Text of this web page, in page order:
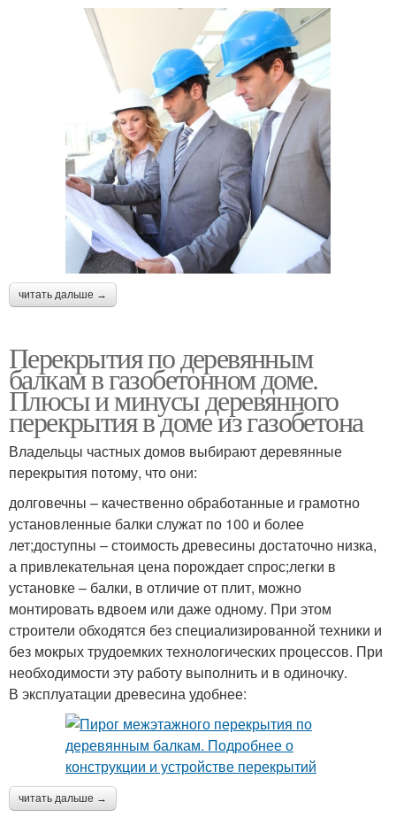
читать дальше →
Перекрытия по деревянным
балкам в газобетонном доме.
Плюсы и минусы деревянного
перекрытия в доме из газобетона
Владельцы частных домов выбирают деревянные
перекрытия потому, что они:
долговечны – качественно обработанные и грамотно
установленные балки служат по 100 и более
лет;доступны – стоимость древесины достаточно низка,
а привлекательная цена порождает спрос;легки в
установке – балки, в отличие от плит, можно
монтировать вдвоем или даже одному. При этом
строители обходятся без специализированной техники и
без мокрых трудоемких технологических процессов. При
необходимости эту работу выполнить и в одиночку.
В эксплуатации древесина удобнее:
читать дальше →